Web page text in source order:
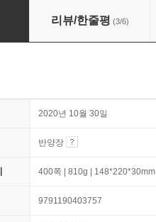
리뷰/한줄평 (3/6)
2020년 10월 30일
반양장
400쪽 | 810g | 148*220*30mm
9791190403757